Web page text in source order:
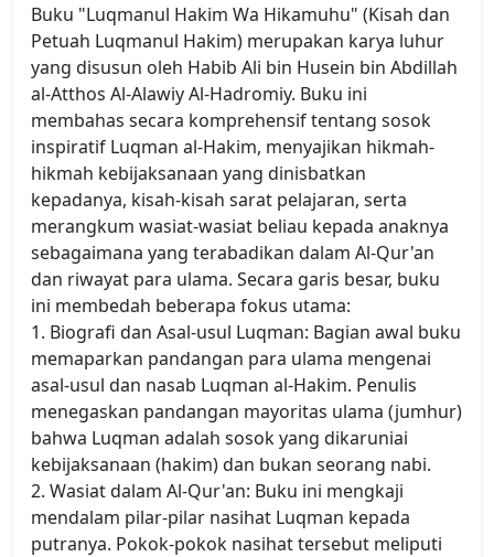
Buku "Luqmanul Hakim Wa Hikamuhu" (Kisah dan
Petuah Luqmanul Hakim) merupakan karya luhur
yang disusun oleh Habib Ali bin Husein bin Abdillah
al-Atthos Al-Alawiy Al-Hadromiy. Buku ini
membahas secara komprehensif tentang sosok
inspiratif Luqman al-Hakim, menyajikan hikmah-
hikmah kebijaksanaan yang dinisbatkan
kepadanya, kisah-kisah sarat pelajaran, serta
merangkum wasiat-wasiat beliau kepada anaknya
sebagaimana yang terabadikan dalam Al-Qur'an
dan riwayat para ulama. Secara garis besar, buku
ini membedah beberapa fokus utama:
1. Biografi dan Asal-usul Luqman: Bagian awal buku
memaparkan pandangan para ulama mengenai
asal-usul dan nasab Luqman al-Hakim. Penulis
menegaskan pandangan mayoritas ulama (jumhur)
bahwa Luqman adalah sosok yang dikaruniai
kebijaksanaan (hakim) dan bukan seorang nabi.
2. Wasiat dalam Al-Qur'an: Buku ini mengkaji
mendalam pilar-pilar nasihat Luqman kepada
putranya. Pokok-pokok nasihat tersebut meliputi